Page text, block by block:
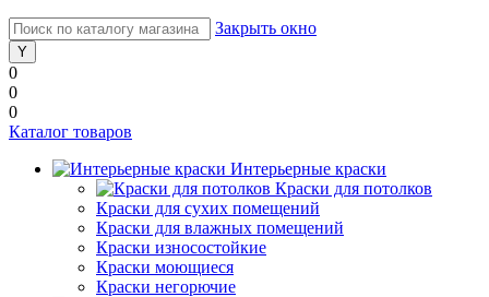
Закрыть окно
0
0
0
Каталог товаров
Интерьерные краски
Краски для потолков
Краски для сухих помещений
Краски для влажных помещений
Краски износостойкие
Краски моющиеся
Краски негорючие